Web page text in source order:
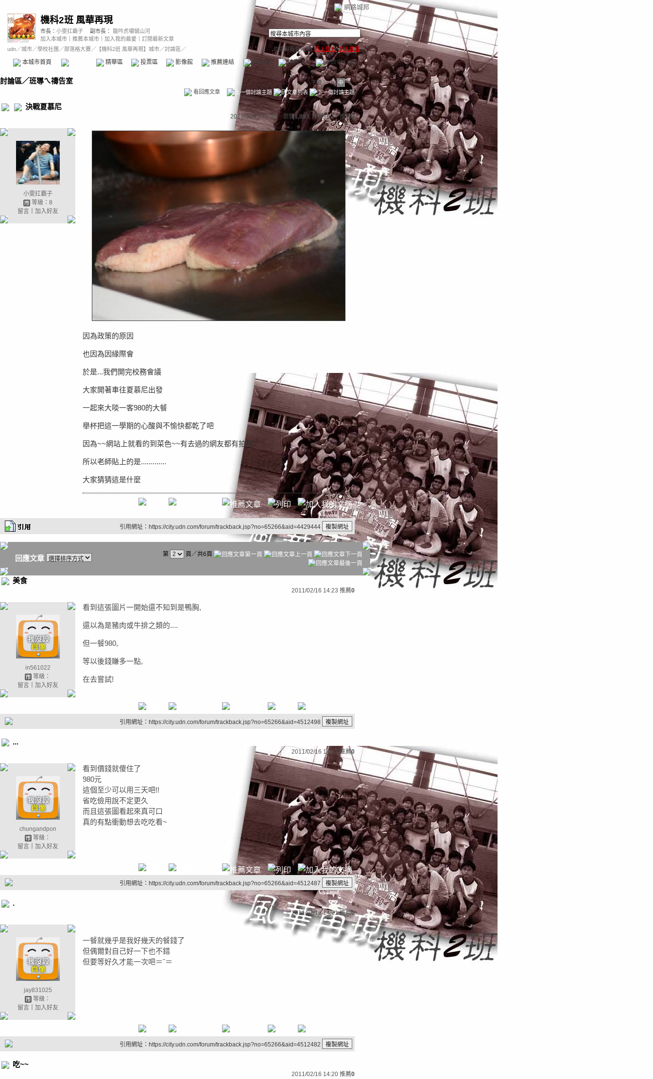
網路城邦
機科2班 風華再現
市長： 小雯扛霸子 副市長： 龍吟虎嘯憾山河
加入本城市
推薦本城市 加入我的最愛
訂閱最新文章
udn／城市／學校社團 ／部落格大賽／ 【機科2班 風華再現】城市／討論區／ 你還沒有登入喔(馬上登入/加入會員)
本城市首頁 精華區 投票區 影像館 推薦連結 公告區 訪客簿 市政中心(0)
討論區／班導ㄟ禱告室 字體： 小 中
大
看回應文章
決戰夏慕尼
2011/01/20 19:38 瀏覽1,893 ｜回應52｜推薦0
小雯扛霸子
等級：8
留言｜ 加入好友
因為政策的原因
也因為因緣際會
於是...我們開完校務會議
大家開著車往夏慕尼出發
一起來大啖一客980的大餐
舉杯把這一學期的心酸與不愉快都乾了吧
因為~~網站上就看的到菜色~~有去過的網友都有拍照
所以老師貼上的是.............
大家猜猜這是什麼
引用網址：https://city.udn.com/forum/trackback.jsp?no=65266&aid=4429444
回應文章 第 頁／共6頁
美食
2011/02/16 14:23 推薦0
in561022
等級：
留言｜ 加入好友
看到這張圖片一開始還不知到是鴨胸,
還以為是豬肉或牛排之類的....
但一餐980,
等以後錢賺多一點,
在去嘗試!
引用網址：https://city.udn.com/forum/trackback.jsp?no=65266&aid=4512498
...
2011/02/16 14:22推薦0
chungandpon
等級：
留言｜ 加入好友
看到價錢就傻住了
980元
這個至少可以用三天吧!!
省吃儉用說不定更久
而且這張圖看起來真可口
真的有點衝動想去吃吃看~
引用網址：https://city.udn.com/forum/trackback.jsp?no=65266&aid=4512487
.
2011/02/16 14:21推薦0
jay831025
等級：
留言｜ 加入好友
一餐就幾乎是我好幾天的餐錢了
但偶爾對自己好一下也不錯
但要等好久才能一次吧＝ˇ＝
引用網址：https://city.udn.com/forum/trackback.jsp?no=65266&aid=4512482
吃~~
2011/02/16 14:20 推薦0